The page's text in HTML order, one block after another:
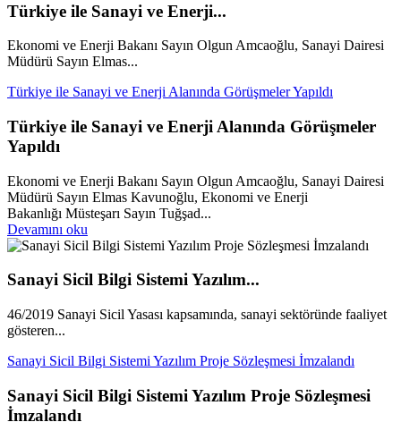
Türkiye ile Sanayi ve Enerji...
Ekonomi ve Enerji Bakanı Sayın Olgun Amcaoğlu, Sanayi Dairesi
Müdürü Sayın Elmas...
Türkiye ile Sanayi ve Enerji Alanında Görüşmeler Yapıldı
Türkiye ile Sanayi ve Enerji Alanında Görüşmeler
Yapıldı
Ekonomi ve Enerji Bakanı Sayın Olgun Amcaoğlu, Sanayi Dairesi
Müdürü Sayın Elmas Kavunoğlu, Ekonomi ve Enerji
Bakanlığı Müsteşarı Sayın Tuğşad...
Devamını oku
Sanayi Sicil Bilgi Sistemi Yazılım...
46/2019 Sanayi Sicil Yasası kapsamında, sanayi sektöründe faaliyet
gösteren...
Sanayi Sicil Bilgi Sistemi Yazılım Proje Sözleşmesi İmzalandı
Sanayi Sicil Bilgi Sistemi Yazılım Proje Sözleşmesi
İmzalandı